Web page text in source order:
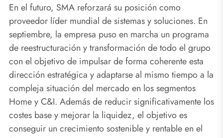
En el futuro, SMA reforzará su posición como
proveedor líder mundial de sistemas y soluciones. En
septiembre, la empresa puso en marcha un programa
de reestructuración y transformación de todo el grupo
con el objetivo de impulsar de forma coherente esta
dirección estratégica y adaptarse al mismo tiempo a la
compleja situación del mercado en los segmentos
Home y C&I. Además de reducir significativamente los
costes base y mejorar la liquidez, el objetivo es
conseguir un crecimiento sostenible y rentable en el